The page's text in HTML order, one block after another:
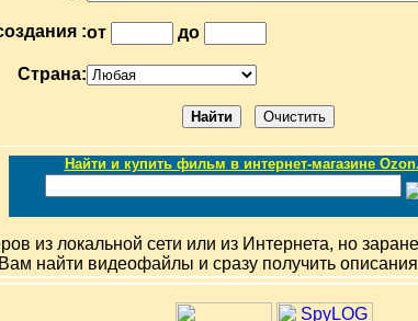
:от до
Страна:
Найти и купить фильм в интернет-магазине
из локальной сети или из Интернета, но
найти видеофайлы и сразу получить